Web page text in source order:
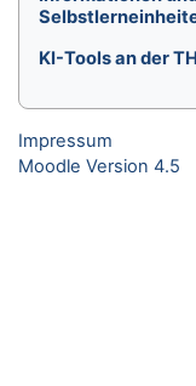
KI-Tools an der
Impressum
Moodle Version 4.5